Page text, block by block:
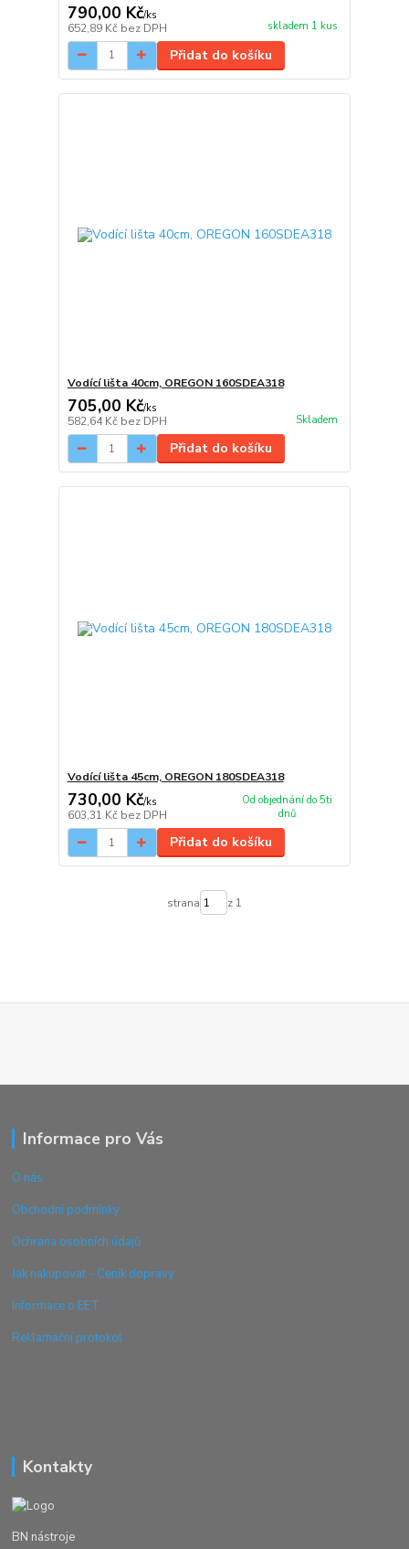
790,00 Kč/ks
652,89 Kč bez DPH skladem 1 kus
Přidat do košíku
Vodící lišta 40cm, OREGON 160SDEA318
705,00 Kč/ks
582,64 Kč bez DPH Skladem
Přidat do košíku
Vodící lišta 45cm, OREGON 180SDEA318
730,00 Kč/ks
603,31 Kč bez DPH
Od objednání do 5ti
dnů
Přidat do košíku
strana z 1
Informace pro Vás
O nás
Obchodní podmínky
Ochrana osobních údajů
Jak nakupovat - Ceník dopravy
Informace o EET
Reklamační protokol
Kontakty
BN nástroje